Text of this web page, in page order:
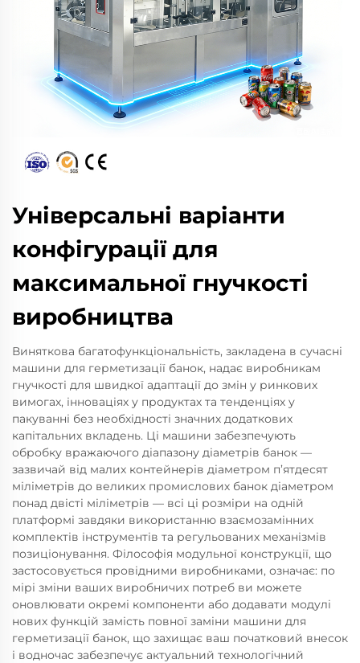
Універсальні варіанти
конфігурації для
максимальної гнучкості
виробництва
Виняткова багатофункціональність, закладена в сучасні
машини для герметизації банок, надає виробникам
гнучкості для швидкої адаптації до змін у ринкових
вимогах, інноваціях у продуктах та тенденціях у
пакуванні без необхідності значних додаткових
капітальних вкладень. Ці машини забезпечують
обробку вражаючого діапазону діаметрів банок —
зазвичай від малих контейнерів діаметром п’ятдесят
міліметрів до великих промислових банок діаметром
понад двісті міліметрів — всі ці розміри на одній
платформі завдяки використанню взаємозамінних
комплектів інструментів та регульованих механізмів
позиціонування. Філософія модульної конструкції, що
застосовується провідними виробниками, означає: по
мірі зміни ваших виробничих потреб ви можете
оновлювати окремі компоненти або додавати модулі
нових функцій замість повної заміни машини для
герметизації банок, що захищає ваш початковий внесок
і водночас забезпечує актуальний технологічний